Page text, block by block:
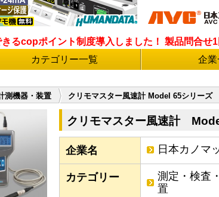
るcopポイント制度導入しました！ 製品問合
カテゴリー一覧 企業
測機器・装置 クリモマスター風速計 Model 65シリーズ
クリモマスター風速計
企業名 日本カノマ
カテゴリー
測定・検査
置